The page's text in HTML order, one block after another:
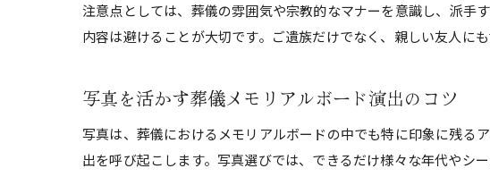
注意点としては、葬儀の雰囲気や宗教的なマナーを意識し、派手
内容は避けることが大切です。ご遺族だけでなく、親しい友人に
写真を活かす葬儀メモリアルボード演出のコツ
写真は、葬儀におけるメモリアルボードの中でも特に印象に残る
出を呼び起こします。写真選びでは、できるだけ様々な年代やシ